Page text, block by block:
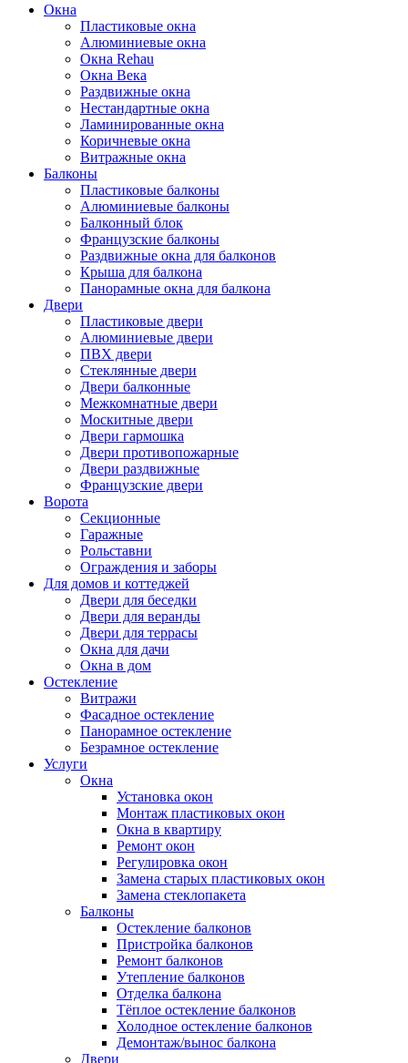
Окна
Пластиковые окна
Алюминиевые окна
Окна Rehau
Окна Века
Раздвижные окна
Нестандартные окна
Ламинированные окна
Коричневые окна
Витражные окна
Балконы
Пластиковые балконы
Алюминиевые балконы
Балконный блок
Французские балконы
Раздвижные окна для балконов
Крыша для балкона
Панорамные окна для балкона
Двери
Пластиковые двери
Алюминиевые двери
ПВХ двери
Стеклянные двери
Двери балконные
Межкомнатные двери
Москитные двери
Двери гармошка
Двери противопожарные
Двери раздвижные
Французские двери
Ворота
Секционные
Гаражные
Рольставни
Ограждения и заборы
Для домов и коттеджей
Двери для беседки
Двери для веранды
Двери для террасы
Окна для дачи
Окна в дом
Остекление
Витражи
Фасадное остекление
Панорамное остекление
Безрамное остекление
Услуги
Окна
Установка окон
Монтаж пластиковых окон
Окна в квартиру
Ремонт окон
Регулировка окон
Замена старых пластиковых окон
Замена стеклопакета
Балконы
Остекление балконов
Пристройка балконов
Ремонт балконов
Утепление балконов
Отделка балкона
Тёплое остекление балконов
Холодное остекление балконов
Демонтаж/вынос балкона
Двери